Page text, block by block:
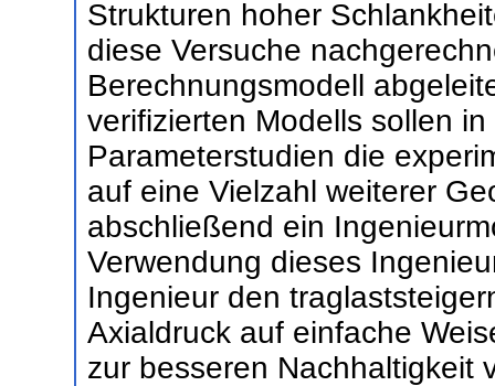
Strukturen hoher
diese Versuche
Berechnungsmodell
verifizierten Modells sollen
Parameterstudien die
auf eine Vielzahl weiterer
abschließend ein
Verwendung dieses
Ingenieur den
Axialdruck auf einfache
zur besseren Nachhaltigkeit